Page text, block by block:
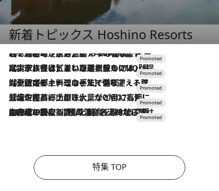
新着トピックス Hoshino Resorts
2026.8.7
【トンボの足水浴】ヒノキの香りに包まれて涼感マックス！約13℃の湧水かけ流しを避暑地「星野温泉 トンボの湯」で体験
2026.7.31
【ホテル帰省】という選択肢をOMOが提案。家族とほどよい距離を保つには「昼は実家、夜は気兼ねなくホテルで！」
2026.7.24
【夏限定ディナーコース】旬を迎える稚鮎や花ズッキーニなどをイタリア・トスカーナの郷土料理の手法で満喫！
2026.7.17
「土佐和ハーブかき氷」がOMO7高知に登場！生姜、山椒、大葉など目にも舌にも涼を呼ぶ郷土の味
2026.7.10
NEW OPEN！【界 草津】名湯の地に誕生。趣の異なる2種の温泉と上州ならではの会席・蕎麦割烹など美食を味わう究極の癒やし旅
特集 TOP